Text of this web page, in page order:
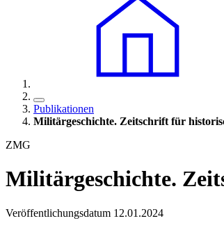
Publikationen
Militärgeschichte. Zeitschrift für
ZMG
Militärgeschichte.
Veröffentlichungsdatum 12.01.2024